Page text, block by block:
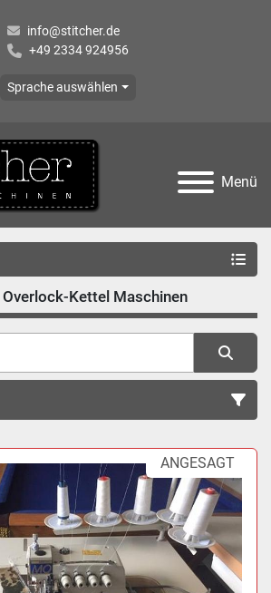
info@stitcher.de
+49 2334 924956
Sprache auswählen
Menü
Overlock-Kettel Maschinen
Sortieren nach ANGESAGT